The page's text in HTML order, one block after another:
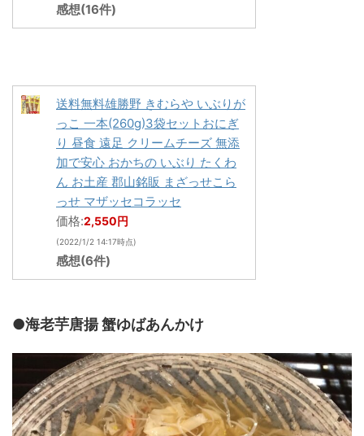
感想(16件)
送料無料雄勝野 きむらや いぶりが
っこ 一本(260g)3袋セットおにぎ
り 昼食 遠足 クリームチーズ 無添
加で安心 おかちの いぶり たくわ
ん お土産 郡山銘販 まざっせこら
っせ マザッセコラッセ
価格:2,550円
(2022/1/2 14:17時点)
感想(6件)
●海老芋唐揚 蟹ゆばあんかけ